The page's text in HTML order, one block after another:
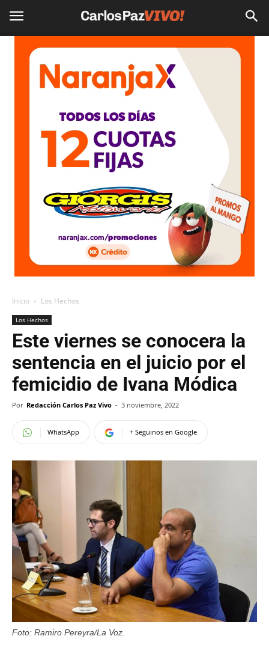
Inicio Los Hechos
Los Hechos
Este viernes se conocera la
sentencia en el juicio por el
femicidio de Ivana Módica
Por Redacción Carlos Paz Vivo - 3 noviembre, 2022
WhatsApp + Seguinos en Google
Foto: Ramiro Pereyra/La Voz.